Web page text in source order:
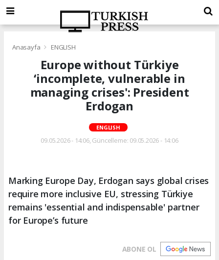
Anasayfa ENGLISH
Europe without Türkiye
‘incomplete, vulnerable in
managing crises': President
Erdogan
ENGLISH
09.05.2026 - 14:06, Güncelleme: 09.05.2026 - 14:06
Marking Europe Day, Erdogan says global crises
require more inclusive EU, stressing Türkiye
remains 'essential and indispensable' partner
for Europe’s future
ABONE OL